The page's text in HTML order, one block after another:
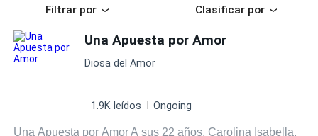
Filtrar por Clasificar por
Una Apuesta por Amor
Diosa del Amor
1.9K leídos Ongoing
Una Apuesta por Amor A sus 22 años, Carolina Isabella,